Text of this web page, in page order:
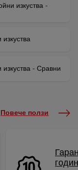
изкуства -
- Сравни
Повече ползи